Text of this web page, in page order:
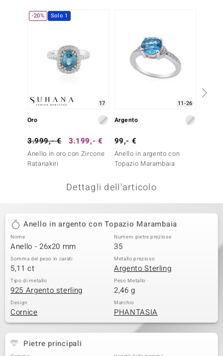
by de Melo
Classics
-20% Solo 1
17
Oro
3.999,- € 3.199,- €
Anello in oro con Zircone
Ratanakiri
11-26
Argento
99,- €
Anello in argento con
Topazio Marambaia
Dettagli dell'articolo
Anello in argento con Topazio Marambaia
Nome
Anello - 26x20 mm
Numero pietre preziose
35
Somma del peso in carati
5,11 ct
Metallo prezioso
Argento Sterling
Tipo di metallo
925 Argento sterling
Peso Metallo
2,46 g
Design
Cornice
Marchio
PHANTASIA
Pietre principali